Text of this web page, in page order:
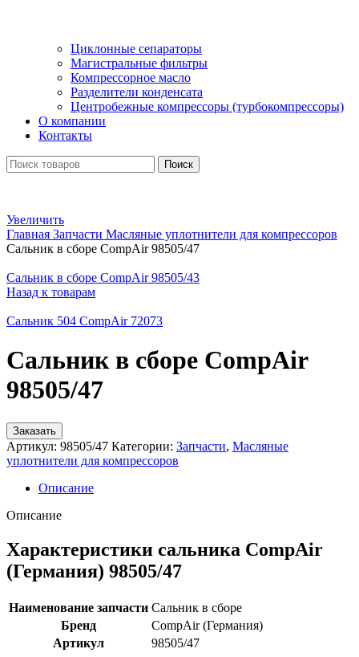
Циклонные сепараторы
Магистральные фильтры
Компрессорное масло
Разделители конденсата
Центробежные компрессоры (турбокомпрессоры)
О компании
Контакты
Поиск
Увеличить
Главная Запчасти Масляные уплотнители для компрессоров
Сальник в сборе CompAir 98505/47
Сальник в сборе CompAir 98505/43
Назад к товарам
Сальник 504 CompAir 72073
Сальник в сборе CompAir
98505/47
Заказать
Артикул: 98505/47 Категории: Запчасти, Масляные
уплотнители для компрессоров
Описание
Описание
Характеристики сальника CompAir
(Германия) 98505/47
Наименование запчасти Сальник в сборе
Бренд
CompAir (Германия)
Артикул
98505/47